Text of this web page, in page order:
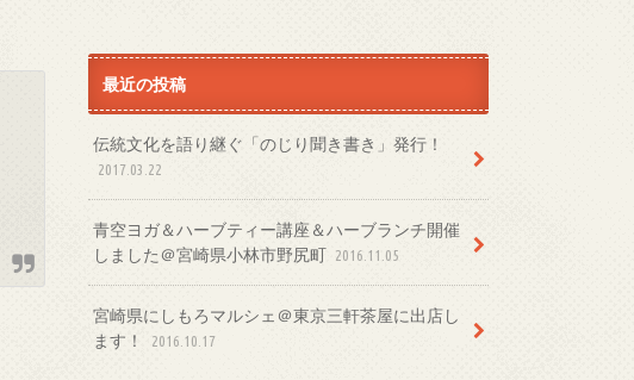
最近の投稿
伝統文化を語り継ぐ「のじり聞き書き」発行！
2017.03.22
青空ヨガ＆ハーブティー講座＆ハーブランチ開催
しました＠宮崎県小林市野尻町 2016.11.05
宮崎県にしもろマルシェ＠東京三軒茶屋に出店し
ます！
2016.10.17